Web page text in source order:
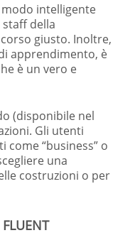
modo intelligente
staff della
giusto. Inoltre,
apprendimento, è
è un vero e
(disponibile nel
Gli utenti
“business” o
una
costruzioni o per